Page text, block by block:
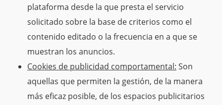
plataforma desde la que presta el servicio
solicitado sobre la base de criterios como el
contenido editado o la frecuencia en a que se
muestran los anuncios.
Cookies de publicidad comportamental: Son
aquellas que permiten la gestión, de la manera
más eficaz posible, de los espacios publicitarios